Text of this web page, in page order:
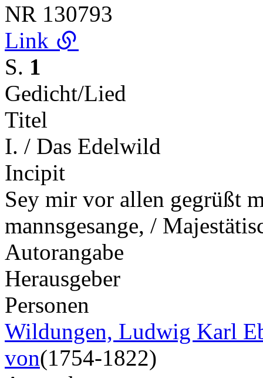
NR 130793
Link
S. 1
Gedicht/Lied
Titel
I. / Das Edelwild
Incipit
Sey mir vor allen gegrüßt
mannsgesange, /
Autorangabe
Herausgeber
Personen
Wildungen, Ludwig Karl
von(1754-1822)